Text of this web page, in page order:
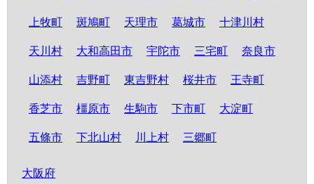
上牧町 斑鳩町 天理市 葛城市 十津川村
天川村 大和高田市 宇陀市 三宅町 奈良市
山添村 吉野町 東吉野村 桜井市 王寺町
香芝市 橿原市 生駒市 下市町 大淀町
五條市 下北山村 川上村 三郷町
大阪府